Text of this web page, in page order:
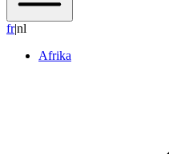
fr|nl
Afrika